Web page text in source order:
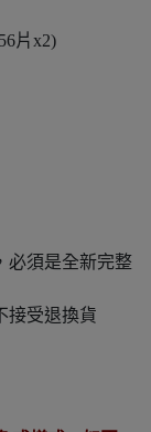
片x2)
必須是全新完整
接受退換貨